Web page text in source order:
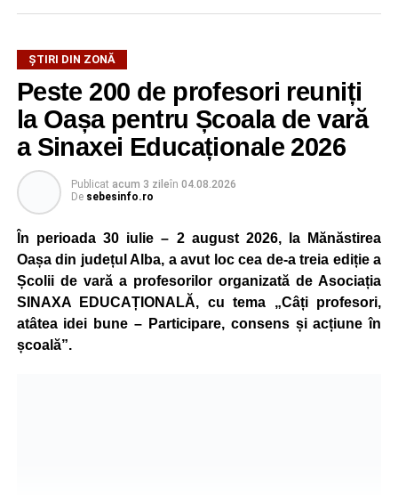
ȘTIRI DIN ZONĂ
Peste 200 de profesori reuniți
la Oașa pentru Școala de vară
a Sinaxei Educaționale 2026
Publicat acum 3 zileîn 04.08.2026
De sebesinfo.ro
În perioada 30 iulie – 2 august 2026, la Mănăstirea
Oașa din județul Alba, a avut loc cea de-a treia ediție a
Școlii de vară a profesorilor organizată de Asociația
SINAXA EDUCAȚIONALĂ, cu tema „Câți profesori,
atâtea idei bune – Participare, consens și acțiune în
școală”.